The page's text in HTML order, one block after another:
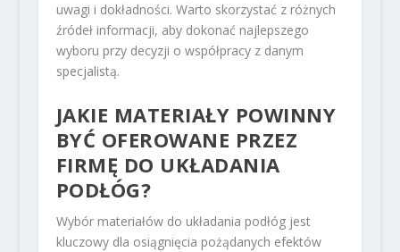
uwagi i dokładności. Warto skorzystać z różnych
źródeł informacji, aby dokonać najlepszego
wyboru przy decyzji o współpracy z danym
specjalistą.
JAKIE MATERIAŁY POWINNY
BYĆ OFEROWANE PRZEZ
FIRMĘ DO UKŁADANIA
PODŁÓG?
Wybór materiałów do układania podłóg jest
kluczowy dla osiągnięcia pożądanych efektów